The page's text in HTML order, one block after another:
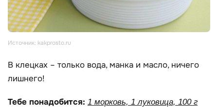
Источник: kakprosto.ru
В клецках – только вода, манка и масло, ничего
лишнего!
Тебе понадобится: 1 морковь, 1 луковица, 100 г